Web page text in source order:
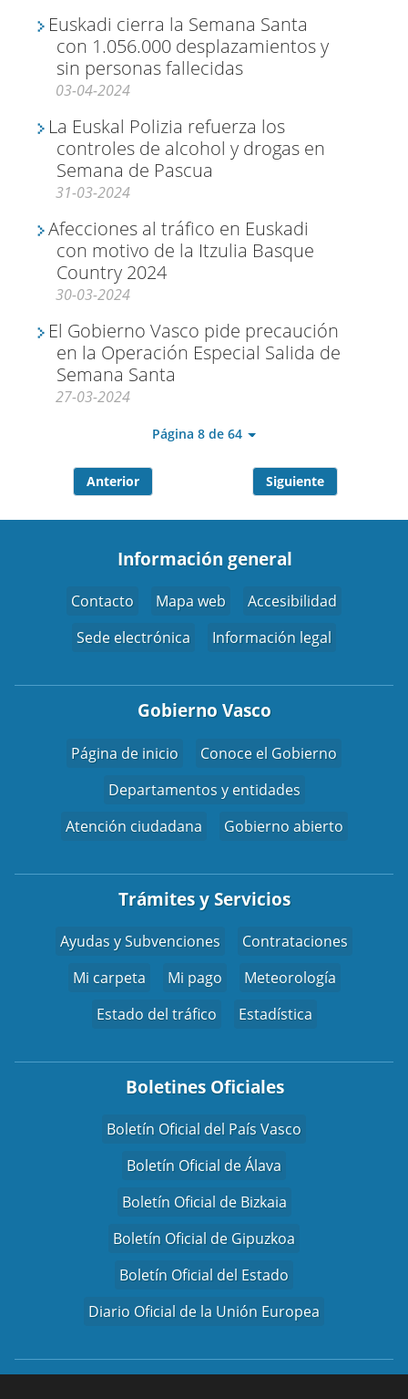
Euskadi cierra la Semana Santa
con 1.056.000 desplazamientos y
sin personas fallecidas
03-04-2024
La Euskal Polizia refuerza los
controles de alcohol y drogas en
Semana de Pascua
31-03-2024
Afecciones al tráfico en Euskadi
con motivo de la Itzulia Basque
Country 2024
30-03-2024
El Gobierno Vasco pide precaución
en la Operación Especial Salida de
Semana Santa
27-03-2024
Página 8 de 64
Anterior Siguiente
Información general
Contacto Mapa web
Accesibilidad
Sede electrónica
Información legal
Gobierno Vasco
Página de inicio
Conoce el Gobierno
Departamentos y entidades
Atención ciudadana
Gobierno abierto
Trámites y Servicios
Ayudas y Subvenciones
Contrataciones
Mi carpeta
Mi pago
Meteorología
Estado del tráfico
Estadística
Boletines Oficiales
Boletín Oficial del País Vasco
Boletín Oficial de Álava
Boletín Oficial de Bizkaia
Boletín Oficial de Gipuzkoa
Boletín Oficial del Estado
Diario Oficial de la Unión Europea